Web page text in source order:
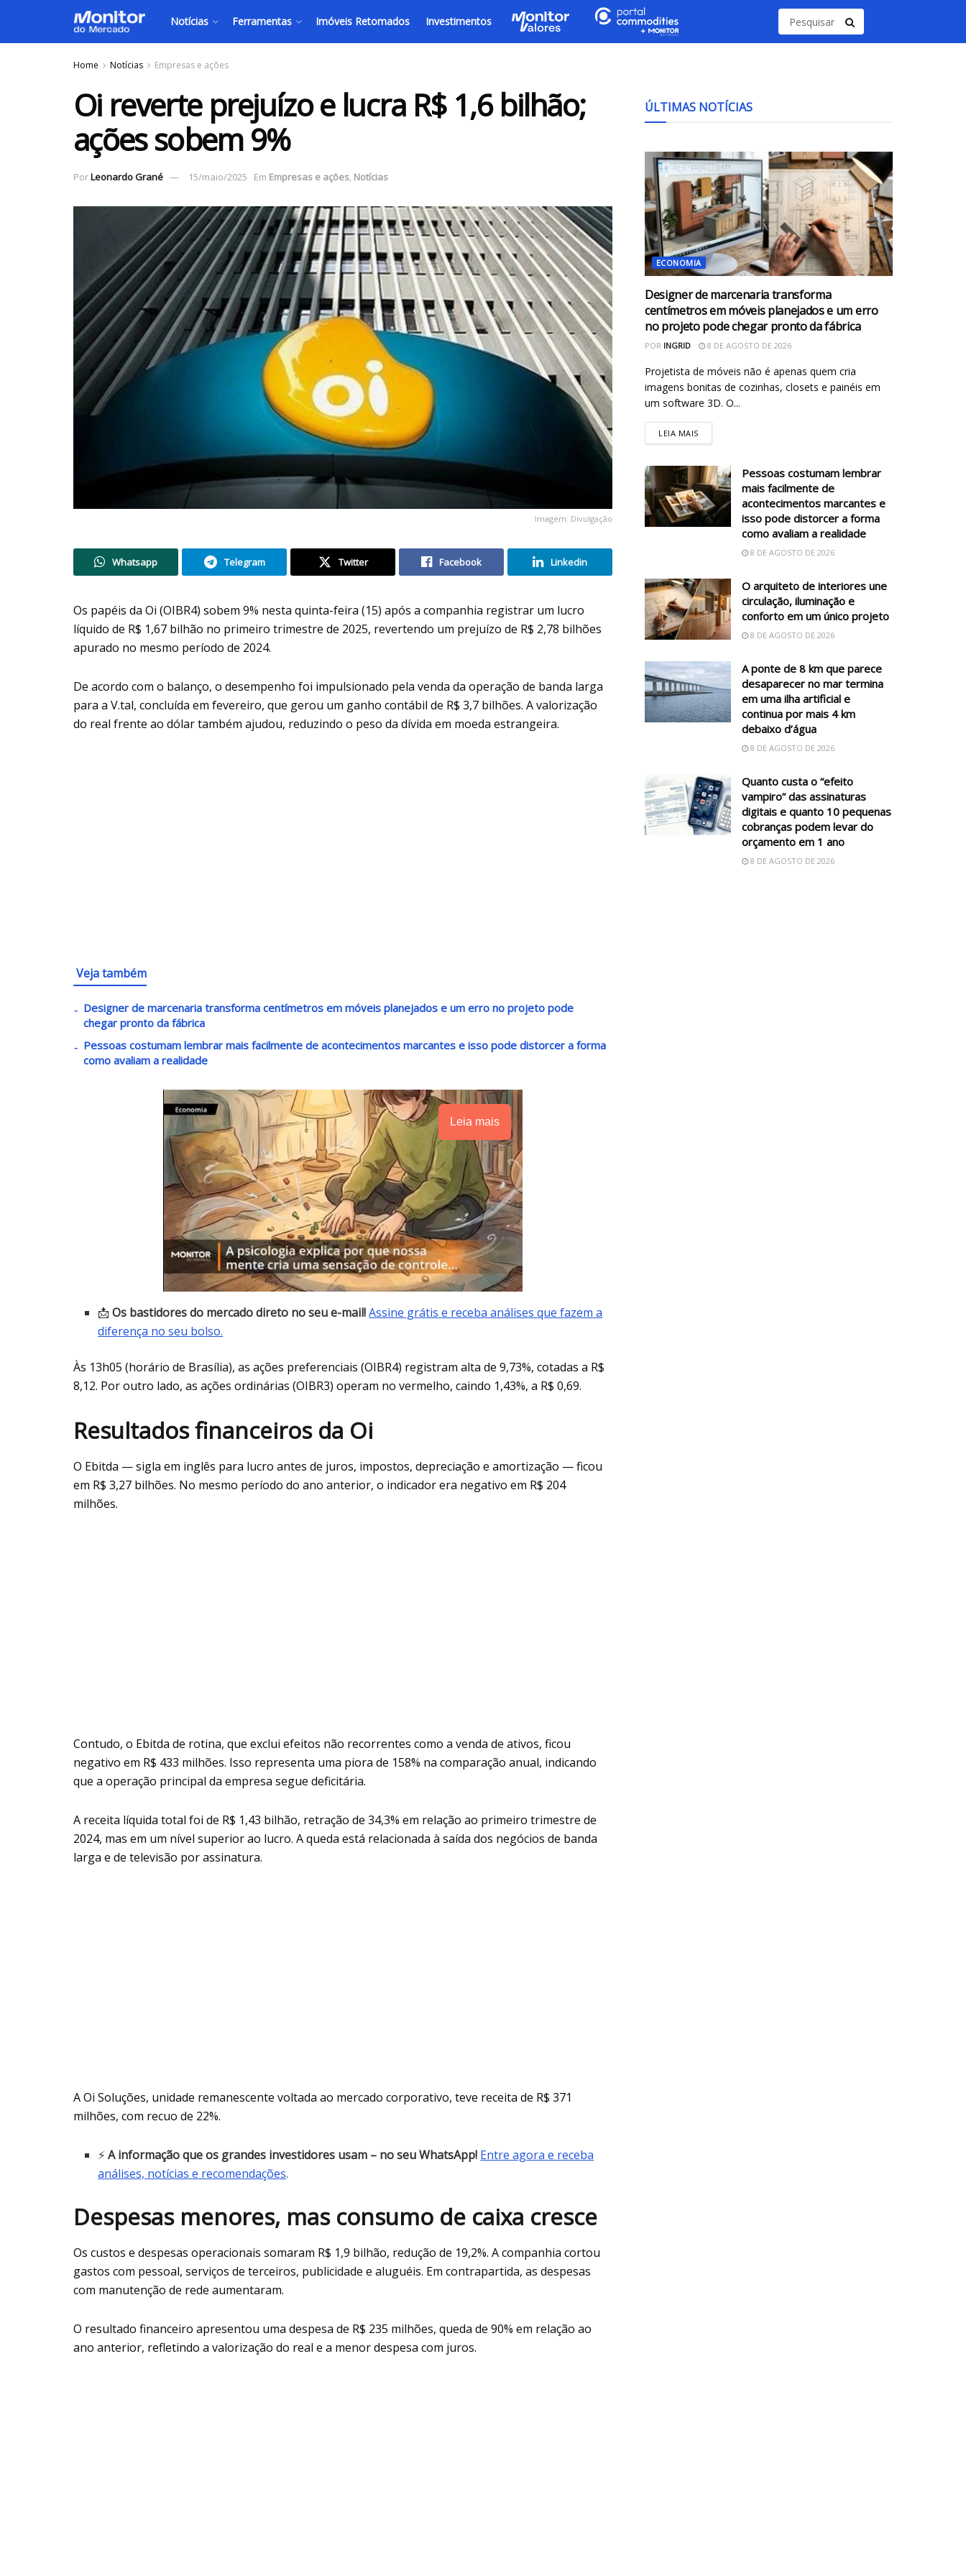
Notícias Ferramentas Imóveis Retomados Investimentos
Home Notícias Empresas e ações
Oi reverte prejuízo e lucra R$ 1,6 bilhão;
ações sobem 9%
PorLeonardo Grané 15/maio/2025 Em Empresas e ações, Notícias
Imagem: Divulgação
Whatsapp Telegram Twitter Facebook Linkedin
Os papéis da Oi (OIBR4) sobem 9% nesta quinta-feira (15) após a companhia registrar um lucro
líquido de R$ 1,67 bilhão no primeiro trimestre de 2025, revertendo um prejuízo de R$ 2,78 bilhões
apurado no mesmo período de 2024.
De acordo com o balanço, o desempenho foi impulsionado pela venda da operação de banda larga
para a V.tal, concluída em fevereiro, que gerou um ganho contábil de R$ 3,7 bilhões. A valorização
do real frente ao dólar também ajudou, reduzindo o peso da dívida em moeda estrangeira.
Veja também
Designer de marcenaria transforma centímetros em móveis planejados e um erro no projeto pode
chegar pronto da fábrica
Pessoas costumam lembrar mais facilmente de acontecimentos marcantes e isso pode distorcer a forma
como avaliam a realidade
Leia mais
📩Os bastidores do mercado direto no seu e-mail!Assine grátis e receba análises que fazem a
diferença no seu bolso.
Às 13h05 (horário de Brasília), as ações preferenciais (OIBR4) registram alta de 9,73%, cotadas a R$
8,12. Por outro lado, as ações ordinárias (OIBR3) operam no vermelho, caindo 1,43%, a R$ 0,69.
Resultados financeiros da Oi
O Ebitda — sigla em inglês para lucro antes de juros, impostos, depreciação e amortização — ficou
em R$ 3,27 bilhões. No mesmo período do ano anterior, o indicador era negativo em R$ 204
milhões.
Contudo, o Ebitda de rotina, que exclui efeitos não recorrentes como a venda de ativos, ficou
negativo em R$ 433 milhões. Isso representa uma piora de 158% na comparação anual, indicando
que a operação principal da empresa segue deficitária.
A receita líquida total foi de R$ 1,43 bilhão, retração de 34,3% em relação ao primeiro trimestre de
2024, mas em um nível superior ao lucro. A queda está relacionada à saída dos negócios de banda
larga e de televisão por assinatura.
A Oi Soluções, unidade remanescente voltada ao mercado corporativo, teve receita de R$ 371
milhões, com recuo de 22%.
⚡A informação que os grandes investidores usam – no seu WhatsApp! Entre agora e receba
análises, notícias e recomendações.
Despesas menores, mas consumo de caixa cresce
Os custos e despesas operacionais somaram R$ 1,9 bilhão, redução de 19,2%. A companhia cortou
gastos com pessoal, serviços de terceiros, publicidade e aluguéis. Em contrapartida, as despesas
com manutenção de rede aumentaram.
O resultado financeiro apresentou uma despesa de R$ 235 milhões, queda de 90% em relação ao
ano anterior, refletindo a valorização do real e a menor despesa com juros.
ÚLTIMAS NOTÍCIAS
ECONOMIA
Designer de marcenaria transforma
centímetros em móveis planejados e um erro
no projeto pode chegar pronto da fábrica
POR INGRID 8 DE AGOSTO DE 2026
Projetista de móveis não é apenas quem cria
imagens bonitas de cozinhas, closets e painéis em
um software 3D. O...
LEIA MAIS
Pessoas costumam lembrar
mais facilmente de
acontecimentos marcantes e
isso pode distorcer a forma
como avaliam a realidade
8 DE AGOSTO DE 2026
O arquiteto de interiores une
circulação, iluminação e
conforto em um único projeto
8 DE AGOSTO DE 2026
A ponte de 8 km que parece
desaparecer no mar termina
em uma ilha artificial e
continua por mais 4 km
debaixo d’água
8 DE AGOSTO DE 2026
Quanto custa o “efeito
vampiro” das assinaturas
digitais e quanto 10 pequenas
cobranças podem levar do
orçamento em 1 ano
8 DE AGOSTO DE 2026